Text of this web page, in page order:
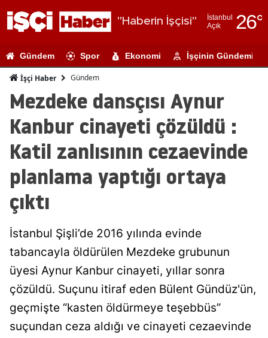
"Haberin İşçisi"
İstanbul
Açık
26°
Adıyaman
Ağrı
Amasya
Ankara
Antalya
Balıkesir
Bilecik
Bingöl
Bitlis
Gündem Spor Ekonomi İşçinin Gündemi
İşçi Haber Gündem
Mezdeke dansçısı Aynur
Kanbur cinayeti çözüldü :
Katil zanlısının cezaevinde
planlama yaptığı ortaya
çıktı
İstanbul Şişli’de 2016 yılında evinde
tabancayla öldürülen Mezdeke grubunun
üyesi Aynur Kanbur cinayeti, yıllar sonra
çözüldü. Suçunu itiraf eden Bülent Gündüz'ün,
geçmişte “kasten öldürmeye teşebbüs”
suçundan ceza aldığı ve cinayeti cezaevinde